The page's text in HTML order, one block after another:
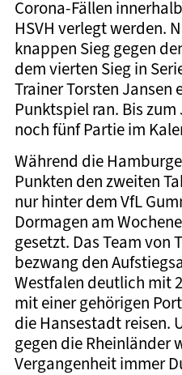
Corona-Fällen
HSVH verlegt werden.
knappen Sieg gegen
dem vierten Sieg in
Trainer Torsten Jansen
Punktspiel ran. Bis
noch fünf Partie im
Während die
Punkten den zweiten
nur hinter dem VfL
Dormagen am
gesetzt. Das Team von
bezwang den
Westfalen deutlich mit
mit einer gehörigen
die Hansestadt reisen.
gegen die Rheinländer
Vergangenheit immer